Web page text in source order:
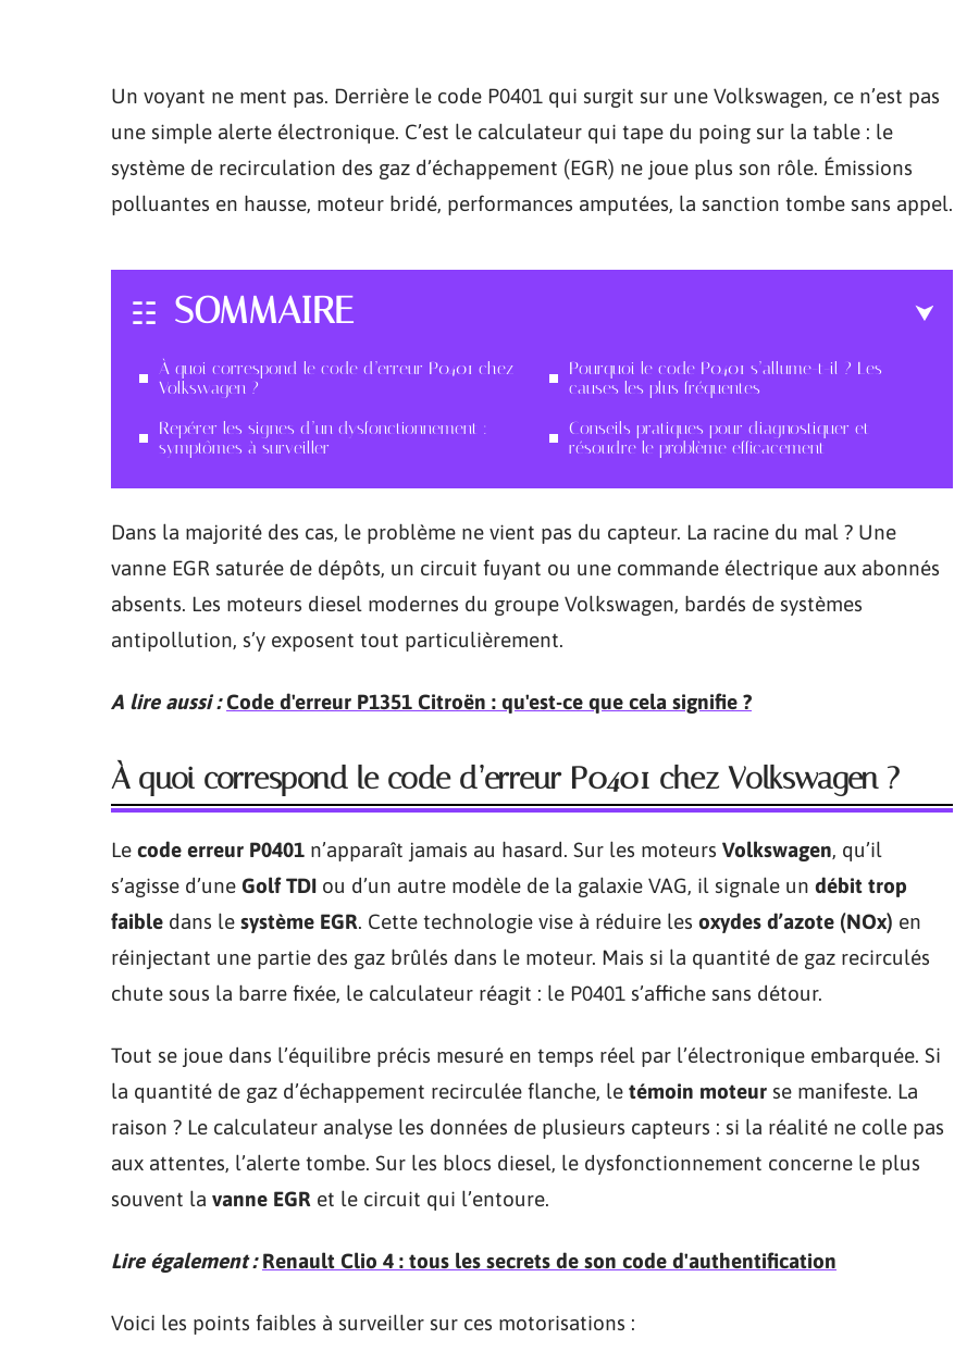
Un voyant ne ment pas. Derrière le code P0401 qui surgit sur une Volkswagen, ce n’est pas
une simple alerte électronique. C’est le calculateur qui tape du poing sur la table : le
système de recirculation des gaz d’échappement (EGR) ne joue plus son rôle. Émissions
polluantes en hausse, moteur bridé, performances amputées, la sanction tombe sans appel.
SOMMAIRE
À quoi correspond le code d’erreur P0401 chez
Volkswagen ?
Repérer les signes d’un dysfonctionnement :
symptômes à surveiller
Pourquoi le code P0401 s’allume-t-il ? Les
causes les plus fréquentes
Conseils pratiques pour diagnostiquer et
résoudre le problème efficacement
Dans la majorité des cas, le problème ne vient pas du capteur. La racine du mal ? Une
vanne EGR saturée de dépôts, un circuit fuyant ou une commande électrique aux abonnés
absents. Les moteurs diesel modernes du groupe Volkswagen, bardés de systèmes
antipollution, s’y exposent tout particulièrement.
A lire aussi : Code d'erreur P1351 Citroën : qu'est-ce que cela signifie ?
À quoi correspond le code d’erreur P0401 chez Volkswagen ?
Le code erreur P0401 n’apparaît jamais au hasard. Sur les moteurs Volkswagen, qu’il
s’agisse d’une Golf TDI ou d’un autre modèle de la galaxie VAG, il signale un débit trop
faible dans le système EGR. Cette technologie vise à réduire les oxydes d’azote (NOx) en
réinjectant une partie des gaz brûlés dans le moteur. Mais si la quantité de gaz recirculés
chute sous la barre fixée, le calculateur réagit : le P0401 s’affiche sans détour.
Tout se joue dans l’équilibre précis mesuré en temps réel par l’électronique embarquée. Si
la quantité de gaz d’échappement recirculée flanche, le témoin moteur se manifeste. La
raison ? Le calculateur analyse les données de plusieurs capteurs : si la réalité ne colle pas
aux attentes, l’alerte tombe. Sur les blocs diesel, le dysfonctionnement concerne le plus
souvent la vanne EGR et le circuit qui l’entoure.
Lire également : Renault Clio 4 : tous les secrets de son code d'authentification
Voici les points faibles à surveiller sur ces motorisations :